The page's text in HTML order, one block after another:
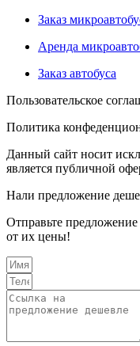
Заказ
Аренда
Заказ автобуса
Пользовательское
Политика
Данный сайт носит
является публичной
Нали предложение
Отправьте
от их цены!